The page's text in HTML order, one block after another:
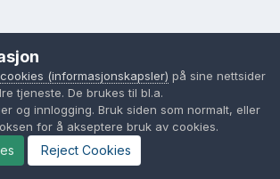
cookies (informasjonskapsler) på sine nettsider
tjeneste. De brukes til bl.a.
og innlogging. Bruk siden som normalt, eller
for å akseptere bruk av cookies.
Reject Cookies